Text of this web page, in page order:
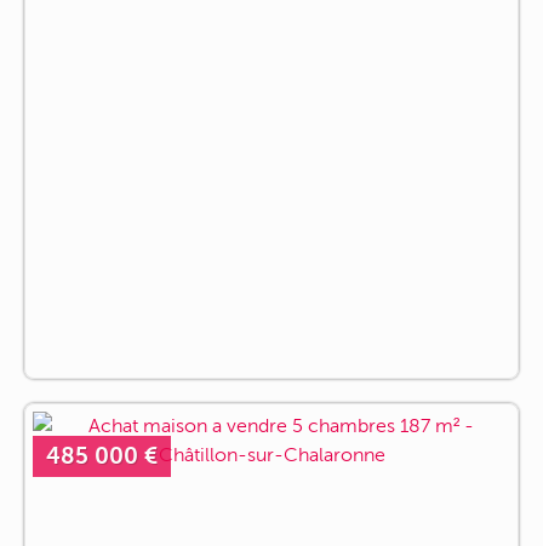
485 000 €